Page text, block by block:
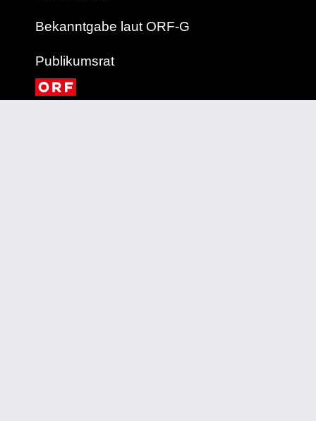
Bekanntgabe laut ORF-G
Publikumsrat